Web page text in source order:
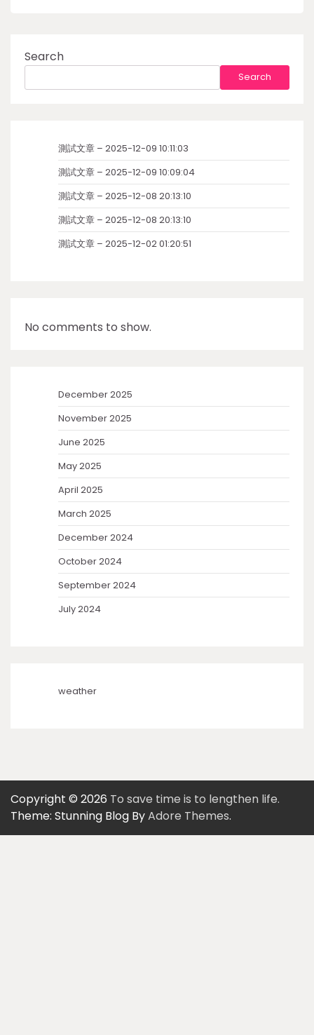
Search
Search
測試文章 – 2025-12-09 10:11:03
測試文章 – 2025-12-09 10:09:04
測試文章 – 2025-12-08 20:13:10
測試文章 – 2025-12-08 20:13:10
測試文章 – 2025-12-02 01:20:51
No comments to show.
December 2025
November 2025
June 2025
May 2025
April 2025
March 2025
December 2024
October 2024
September 2024
July 2024
weather
Copyright © 2026 To save time is to lengthen life.
Theme: Stunning Blog ByAdore Themes.